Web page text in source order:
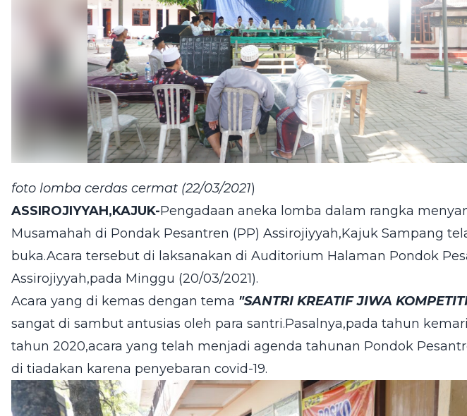
foto lomba cerdas cermat (22/03/2021)
ASSIROJIYYAH,KAJUK-Pengadaan aneka lomba dalam rangka
Musamahah di Pondak Pesantren (PP) Assirojiyyah,Kajuk Sampang
buka.Acara tersebut di laksanakan di Auditorium Halaman Pondok
Assirojiyyah,pada Minggu (20/03/2021).
Acara yang di kemas dengan tema "SANTRI KREATIF JIWA
sangat di sambut antusias oleh para santri.Pasalnya,pada tahun
tahun 2020,acara yang telah menjadi agenda tahunan Pondok
di tiadakan karena penyebaran covid-19.